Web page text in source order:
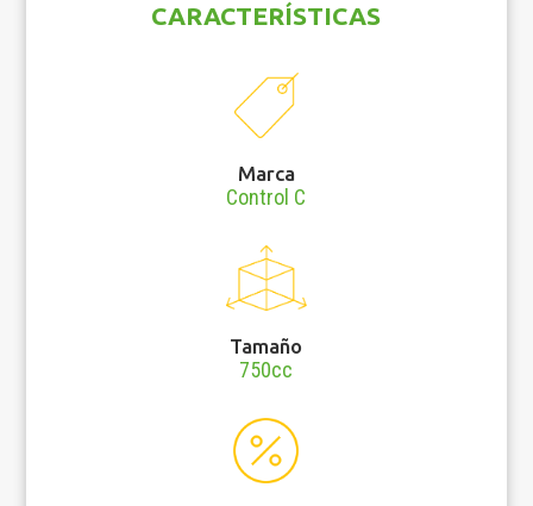
CARACTERÍSTICAS
Marca
Control C
Tamaño
750cc